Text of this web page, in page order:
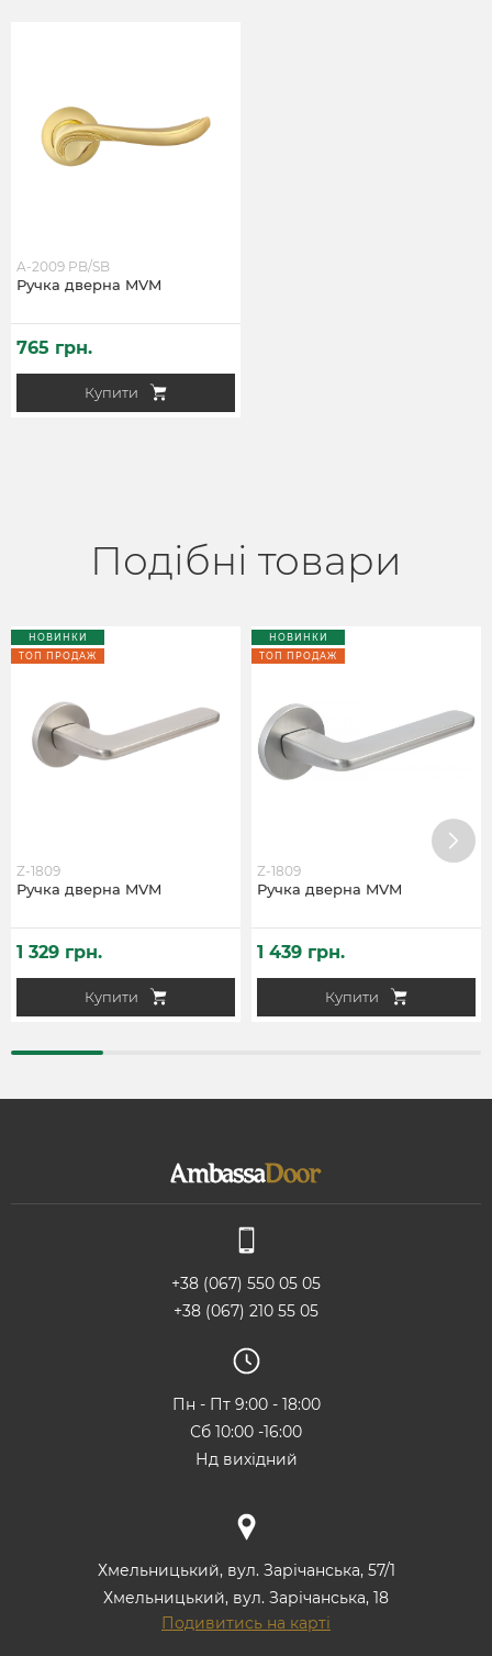
Ручка дверна MVM
A-2009 PB/SB
Купити
765 грн.
Подібні товари
НОВИНКИ
ТОП ПРОДАЖ
Ручка дверна MVM
Z-1809
Купити
1 329 грн.
НОВИНКИ
ТОП ПРОДАЖ
Ручка дверна MVM
Z-1809
Купити
1 439 грн.
+38 (067) 550 05 05
+38 (067) 210 55 05
Пн - Пт 9:00 - 18:00
Сб 10:00 -16:00
Нд вихідний
Хмельницький, вул. Зарічанська, 57/1
Хмельницький, вул. Зарічанська, 18
Подивитись на карті